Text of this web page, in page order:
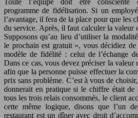
Toute l’équipe doit être consciente
programme de fidélisation. Si un
l’avantage, il fera de la place pour que les
du service. Après, il faut calculer la valeur
Supposons qu’au lieu d’utiliser la
le prochain est gratuit », vous décidiez
modèle de fidélité : celui de l’échange
Dans ce cas, vous devez préciser la valeur
afin que la personne puisse effectuer la
prix sans problème. C’est à vous de
donnerait en pratique si le chiffre était
tous les trois relais consommés, le client
cette même logique, disons que l’un
restaurant est un dîner avec droit